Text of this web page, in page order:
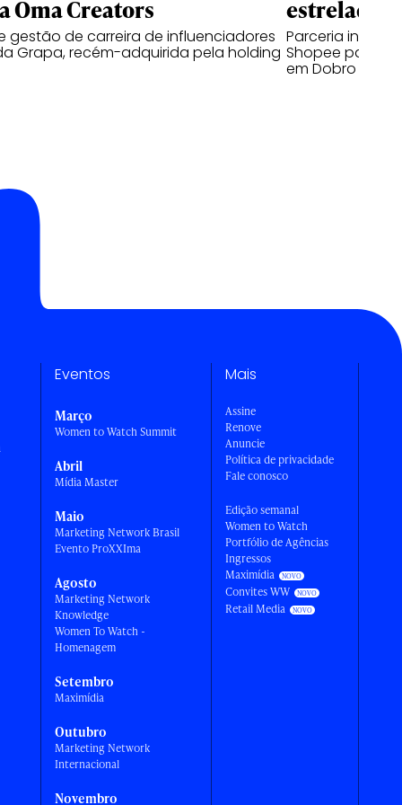
Oma Creators
gestão de carreira de influenciadores
Grapa, recém-adquirida pela holding
estrelada
Parceria inédita
Shopee para
em Dobro no BK
Eventos
Março
Women to Watch Summit
Abril
Mídia Master
Maio
Marketing Network Brasil
Evento ProXXIma
Agosto
Marketing Network
Knowledge
Women To Watch -
Homenagem
Setembro
Maximídia
Outubro
Marketing Network
Internacional
Novembro
Mais
Assine
Renove
Anuncie
Política de privacidade
Fale conosco
Edição semanal
Women to Watch
Portfólio de Agências
Ingressos
Maximídia
Convites WW
Retail Media